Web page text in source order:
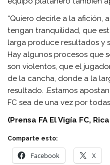
“Quiero decirle a la afición,
tengan tranquilidad, que
larga produce resultados y
Hay algunos procesos que
son violentos, que el
de la cancha, donde a la
resultado. .Estamos
FC sea de una vez por
(Prensa FA El Vigía FC,
Comparte esto:
Facebook X